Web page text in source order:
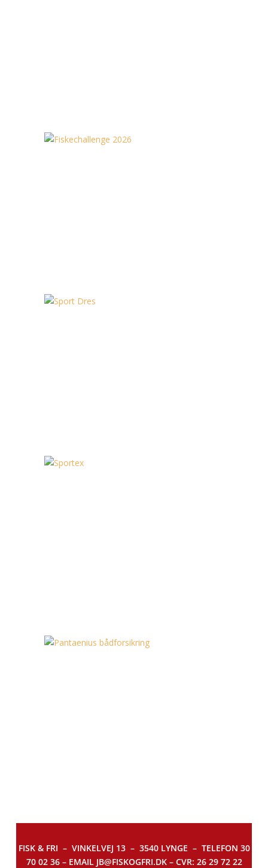
FISK & FRI – VINKELVEJ 13 – 3540 LYNGE – TELEFON 30
70 02 36 – EMAIL JB@FISKOGFRI.DK – CVR: 26 29 72 22